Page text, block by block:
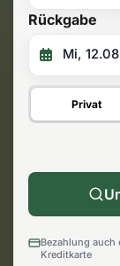
Rückgabe
Privat
Bezahlung auch
Kreditkarte